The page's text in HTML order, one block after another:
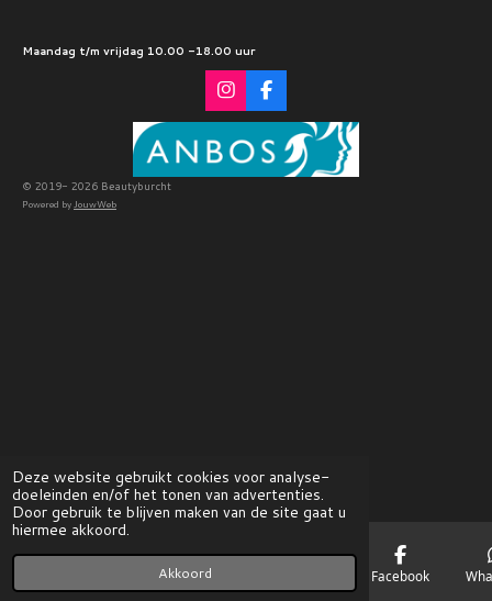
Deze website gebruikt cookies voor analyse-
doeleinden en/of het tonen van advertenties.
Door gebruik te blijven maken van de site gaat u
hiermee akkoord.
Akkoord
Maandag t/m vrijdag 10.00 -18.00 uur
I
n
t
a
F
a
e
b
© 2019- 2026 Beautyburcht
Powered byJouwWeb
Telefoonnummer Facebook